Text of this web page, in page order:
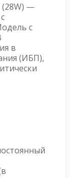
(28W) —
с
в
(ИБП),